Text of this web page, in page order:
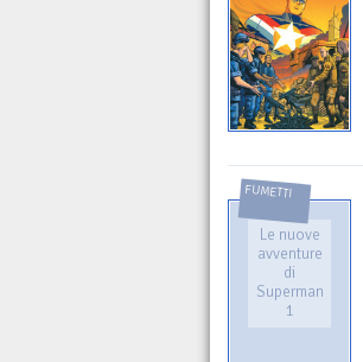
FUMETTI
Le nuove
avventure
di
Superman
1